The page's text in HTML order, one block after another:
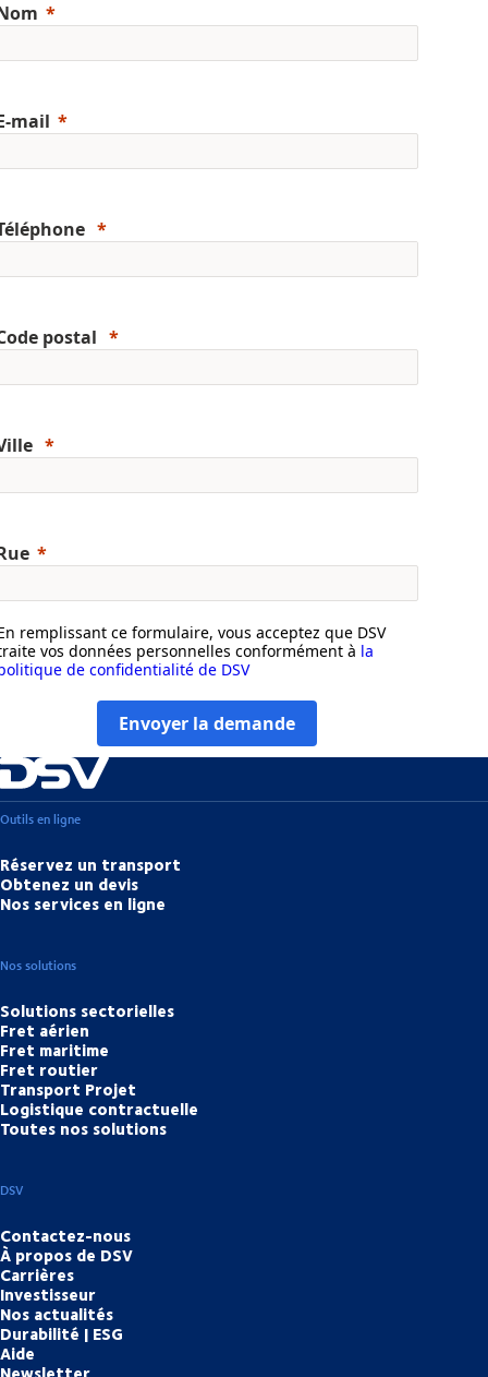
mail
postal
remplissant ce formulaire, vous acceptez que DSV
vos données personnelles conformément à la
de confidentialité de DSV
Envoyer la demande
Outils en ligne
Réservez un transport
Obtenez un devis
Nos services en ligne
Nos solutions
Solutions sectorielles
Fret aérien
Fret maritime
Fret routier
Transport Projet
Logistique contractuelle
Toutes nos solutions
DSV
Contactez-nous
À propos de DSV
Carrières
Investisseur
Nos actualités
Durabilité | ESG
Aide